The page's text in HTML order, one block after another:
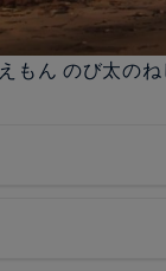
もん のび太の